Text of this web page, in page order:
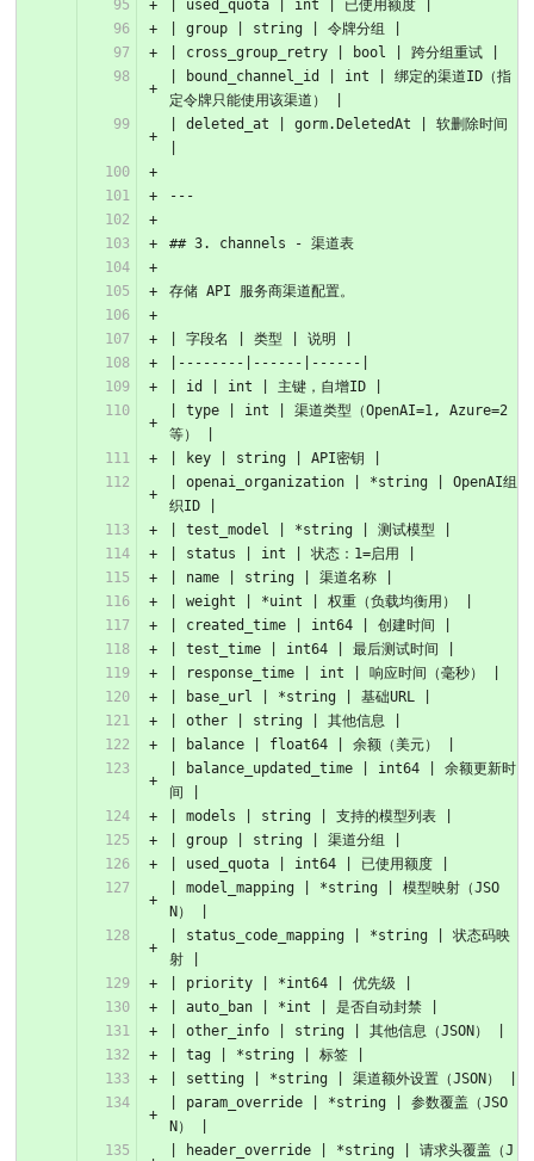
| used_quota | int | 已使用额度 |
| group | string | 令牌分组 |
| cross_group_retry | bool | 跨分组重试 |
| bound_channel_id | int | 绑定的渠道ID（指
定令牌只能使用该渠道） |
| deleted_at | gorm.DeletedAt | 软删除时间
---
## 3. channels - 渠道表
存储 API 服务商渠道配置。
| 字段名 | 类型 | 说明 |
|--------|------|------|
| id | int | 主键，自增ID |
| type | int | 渠道类型（OpenAI=1, Azure=2
等） |
| key | string | API密钥 |
| openai_organization | *string | OpenAI组
织ID |
| test_model | *string | 测试模型 |
| status | int | 状态：1=启用 |
| name | string | 渠道名称 |
| weight | *uint | 权重（负载均衡用） |
| created_time | int64 | 创建时间 |
| test_time | int64 | 最后测试时间 |
| response_time | int | 响应时间（毫秒） |
| base_url | *string | 基础URL |
| other | string | 其他信息 |
| balance | float64 | 余额（美元） |
| balance_updated_time | int64 | 余额更新时
间 |
| models | string | 支持的模型列表 |
| group | string | 渠道分组 |
| used_quota | int64 | 已使用额度 |
| model_mapping | *string | 模型映射（JSO
N） |
| status_code_mapping | *string | 状态码映
射 |
| priority | *int64 | 优先级 |
| auto_ban | *int | 是否自动封禁 |
| other_info | string | 其他信息（JSON） |
| tag | *string | 标签 |
| setting | *string | 渠道额外设置（JSON） |
| param_override | *string | 参数覆盖（JSO
N） |
| header_override | *string | 请求头覆盖（J